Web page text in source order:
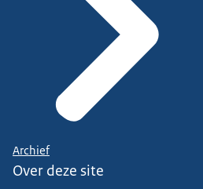
Archief
Over deze site